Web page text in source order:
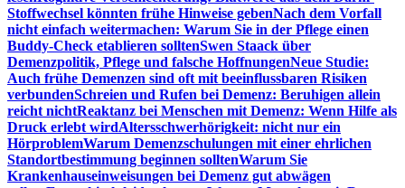
Stoffwechsel könnten frühe Hinweise gebenNach dem Vorfall
nicht einfach weitermachen: Warum Sie in der Pflege einen
Buddy-Check etablieren solltenSwen Staack über
Demenzpolitik, Pflege und falsche HoffnungenNeue Studie:
Auch frühe Demenzen sind oft mit beeinflussbaren Risiken
verbundenSchreien und Rufen bei Demenz: Beruhigen allein
reicht nichtReaktanz bei Menschen mit Demenz: Wenn Hilfe als
Druck erlebt wirdAltersschwerhörigkeit: nicht nur ein
HörproblemWarum Demenzschulungen mit einer ehrlichen
Standortbestimmung beginnen solltenWarum Sie
Krankenhauseinweisungen bei Demenz gut abwägen